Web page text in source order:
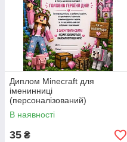
Диплом Minecraft для
іменинниці
(персоналізований)
В наявності
35 ₴